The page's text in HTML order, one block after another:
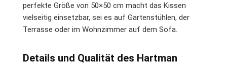
perfekte Größe von 50×50 cm macht das Kissen
vielseitig einsetzbar, sei es auf Gartenstühlen, der
Terrasse oder im Wohnzimmer auf dem Sofa.
Details und Qualität des Hartman